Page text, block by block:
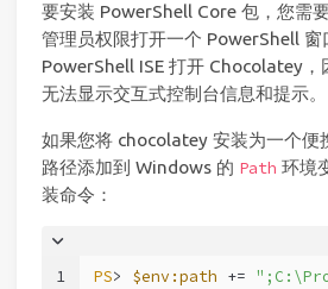
要安装 PowerShell Core 包，您需
管理员权限打开一个 PowerShell 窗
PowerShell ISE 打开 Chocolatey，
无法显示交互式控制台信息和提示。
如果您将 chocolatey 安装为一个便
路径添加到 Windows 的 Path 环境
装命令：
1
PS> $env:path +=